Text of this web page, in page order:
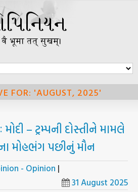
FOR: 'AUGUST, 2025'
– ટ્રમ્પની દોસ્તીને મામલે
મોહભંગ પછીનું મૌન
- Opinion |
31 August 2025